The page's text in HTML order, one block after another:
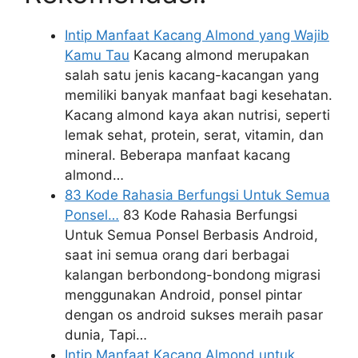
Intip Manfaat Kacang Almond yang Wajib
Kamu Tau Kacang almond merupakan
salah satu jenis kacang-kacangan yang
memiliki banyak manfaat bagi kesehatan.
Kacang almond kaya akan nutrisi, seperti
lemak sehat, protein, serat, vitamin, dan
mineral. Beberapa manfaat kacang
almond…
83 Kode Rahasia Berfungsi Untuk Semua
Ponsel… 83 Kode Rahasia Berfungsi
Untuk Semua Ponsel Berbasis Android,
saat ini semua orang dari berbagai
kalangan berbondong-bondong migrasi
menggunakan Android, ponsel pintar
dengan os android sukses meraih pasar
dunia, Tapi…
Intip Manfaat Kacang Almond untuk